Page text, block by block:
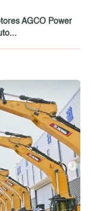
AGCO Power